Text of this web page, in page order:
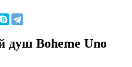
душ Boheme Uno